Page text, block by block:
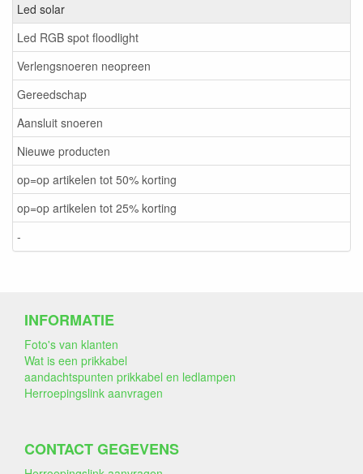
Led solar
Led RGB spot floodlight
Verlengsnoeren neopreen
Gereedschap
Aansluit snoeren
Nieuwe producten
op=op artikelen tot 50% korting
op=op artikelen tot 25% korting
-
INFORMATIE
Foto's van klanten
Wat is een prikkabel
aandachtspunten prikkabel en ledlampen
Herroepingslink aanvragen
CONTACT GEGEVENS